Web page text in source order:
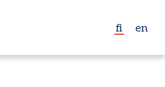
fi en